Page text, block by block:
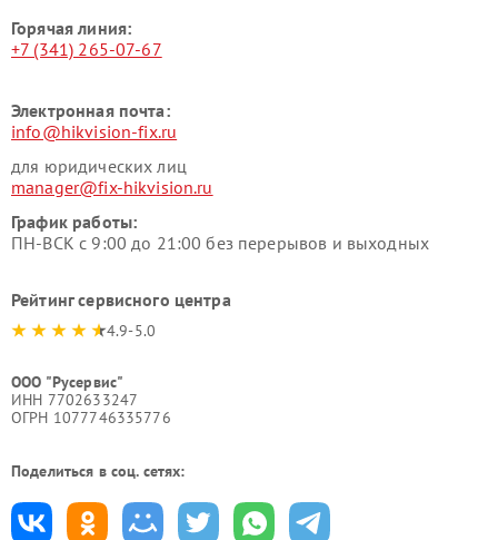
Горячая линия:
+7 (341) 265-07-67
Электронная почта:
info@hikvision-fix.ru
для юридических лиц
manager@fix-hikvision.ru
График работы:
ПН-ВСК с 9:00 до 21:00 без перерывов и выходных
Рейтинг сервисного центра
4.9-5.0
ООО "Русервис"
ИНН 7702633247
ОГРН 1077746335776
Поделиться в соц. сетях: